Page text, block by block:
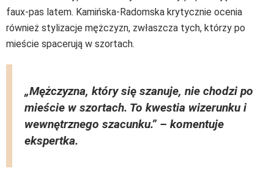
faux-pas latem. Kamińska-Radomska krytycznie ocenia
również stylizacje mężczyzn, zwłaszcza tych, którzy po
mieście spacerują w szortach.
„Mężczyzna, który się szanuje, nie chodzi po
mieście w szortach. To kwestia wizerunku i
wewnętrznego szacunku.”– komentuje
ekspertka.